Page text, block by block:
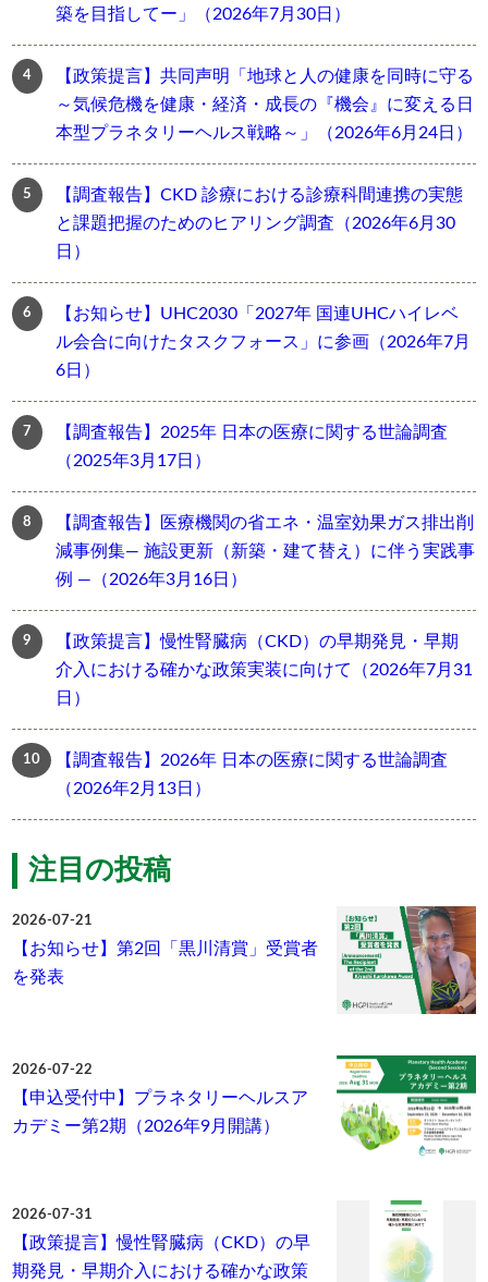
築を目指してー」（2026年7月30日）
【政策提言】共同声明「地球と人の健康を同時に守る
～気候危機を健康・経済・成長の『機会』に変える日
本型プラネタリーヘルス戦略～」（2026年6月24日）
【調査報告】CKD 診療における診療科間連携の実態
と課題把握のためのヒアリング調査（2026年6月30
日）
【お知らせ】UHC2030「2027年 国連UHCハイレベ
ル会合に向けたタスクフォース」に参画（2026年7月
6日）
【調査報告】2025年 日本の医療に関する世論調査
（2025年3月17日）
【調査報告】医療機関の省エネ・温室効果ガス排出削
減事例集― 施設更新（新築・建て替え）に伴う実践事
例 ―（2026年3月16日）
【政策提言】慢性腎臓病（CKD）の早期発見・早期
介入における確かな政策実装に向けて（2026年7月31
日）
【調査報告】2026年 日本の医療に関する世論調査
（2026年2月13日）
注目の投稿
2026-07-21
【お知らせ】第2回「黒川清賞」受賞者
を発表
2026-07-22
【申込受付中】プラネタリーヘルスア
カデミー第2期（2026年9月開講）
2026-07-31
【政策提言】慢性腎臓病（CKD）の早
期発見・早期介入における確かな政策